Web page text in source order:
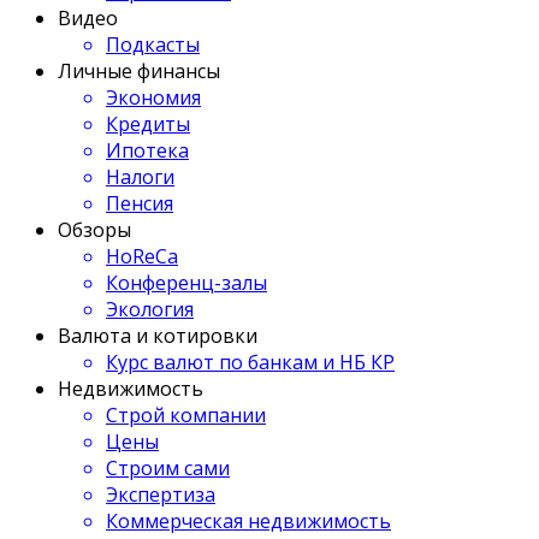
Видео
Подкасты
Личные финансы
Экономия
Кредиты
Ипотека
Налоги
Пенсия
Обзоры
HoReCa
Конференц-залы
Экология
Валюта и котировки
Курс валют по банкам и НБ КР
Недвижимость
Строй компании
Цены
Строим сами
Экспертиза
Коммерческая недвижимость